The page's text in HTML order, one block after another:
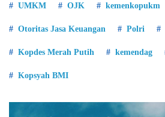
UMKM OJK kemenkopukm
Otoritas Jasa Keuangan Polri
Kopdes Merah Putih kemendag
Kopsyah BMI